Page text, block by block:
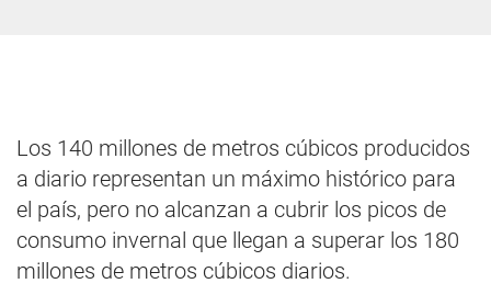
Los 140 millones de metros cúbicos producidos
a diario representan un máximo histórico para
el país, pero no alcanzan a cubrir los picos de
consumo invernal que llegan a superar los 180
millones de metros cúbicos diarios.